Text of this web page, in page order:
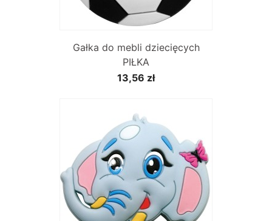
Gałka do mebli dziecięcych
PIŁKA
13,56 zł